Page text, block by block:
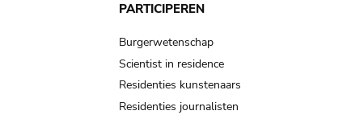
PARTICIPEREN
Burgerwetenschap
Scientist in residence
Residenties kunstenaars
Residenties journalisten